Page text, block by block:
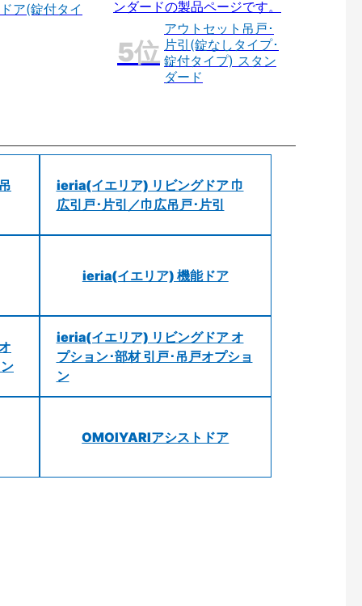
ア(錠付タイ
アウトセット吊戸･
片引(錠なしタイプ･
錠付タイプ) スタン
ダード
ieria(イエリア) リビングドア 巾
広引戸･片引／巾広吊戸･片引
ieria(イエリア) 機能ドア
ieria(イエリア) リビングドア オ
プション･部材 引戸･吊戸オプショ
ン
OMOIYARIアシストドア